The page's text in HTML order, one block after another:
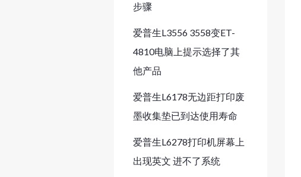
步骤
爱普生L3556 3558变ET-
4810电脑上提示选择了其
他产品
爱普生L6178无边距打印废
墨收集垫已到达使用寿命
爱普生L6278打印机屏幕上
出现英文 进不了系统